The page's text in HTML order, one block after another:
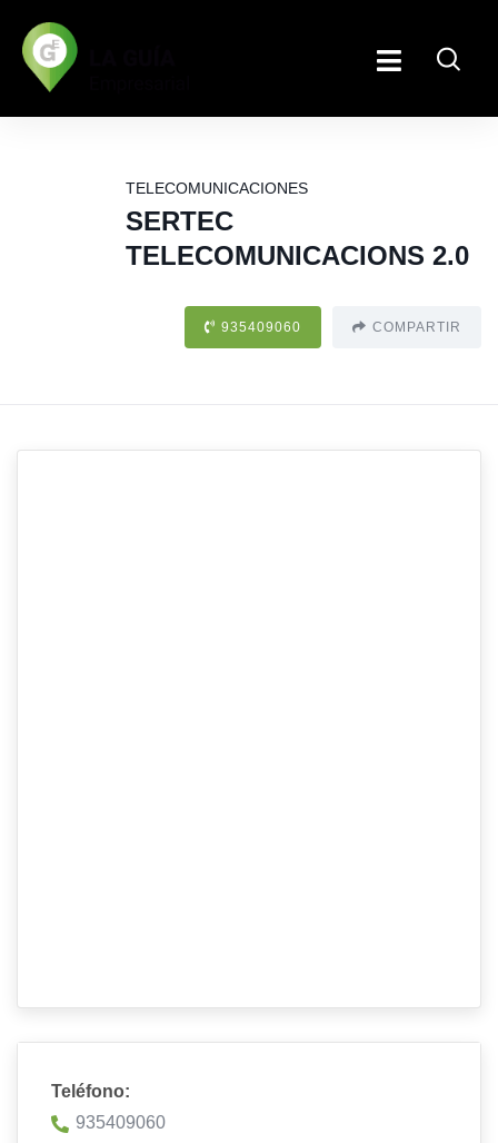
TELECOMUNICACIONES
SERTEC
TELECOMUNICACIONS 2.0
935409060 COMPARTIR
Teléfono:
935409060